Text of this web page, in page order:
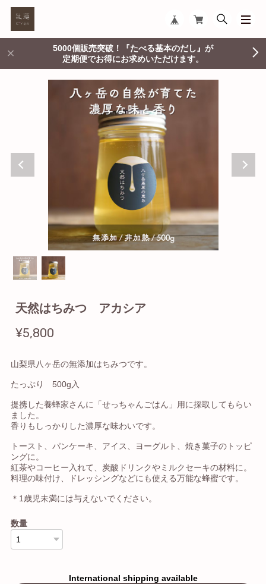
5000個販売突破！『たべる基本のだし』が
定期便でお得にお求めいただけます。
天然はちみつ アカシア
¥5,800
山梨県八ヶ岳の無添加はちみつです。
たっぷり 500g入
提携した養蜂家さんに「せっちゃんごはん」用に採取してもらい
ました。
香りもしっかりした濃厚な味わいです。
トースト、パンケーキ、アイス、ヨーグルト、焼き菓子のトッピ
ングに。
紅茶やコーヒー入れて、炭酸ドリンクやミルクセーキの材料に。
料理の味付け、ドレッシングなどにも使える万能な蜂蜜です。
＊1歳児未満には与えないでください。
数量
International shipping available